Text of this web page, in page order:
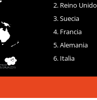
Reino Unido
Suecia
Francia
Alemania
Italia